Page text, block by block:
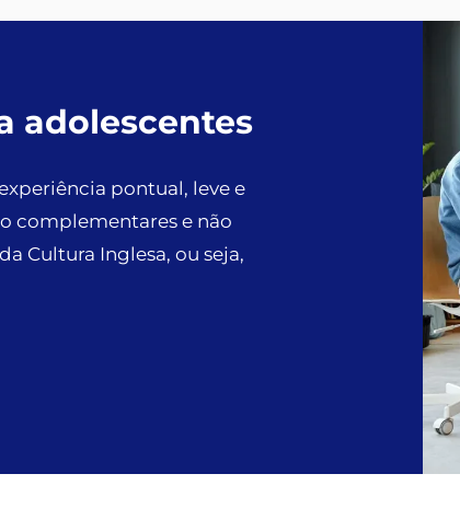
adolescentes
pontual, leve e
complementares e não
Cultura Inglesa, ou seja,